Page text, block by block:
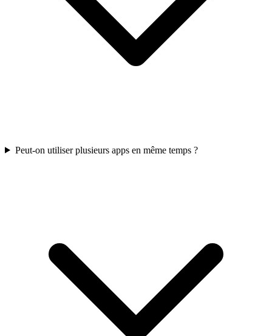
Peut-on utiliser plusieurs apps en même temps ?